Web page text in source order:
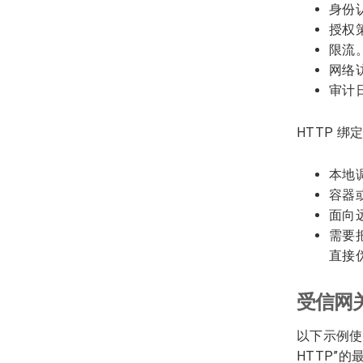
身份
授权
限流
网络
审计
HTTP 绑
本地
容器
面向
需要
直接
受信网
以下示例
HTTP”的